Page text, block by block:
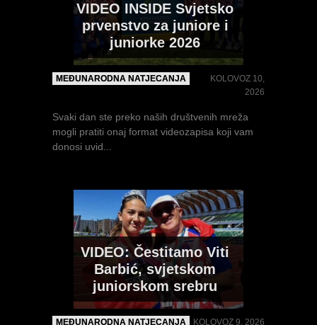
VIDEO INSIDE Svjetsko
prvenstvo za juniore i
juniorke 2026
MEĐUNARODNA NATJECANJA
KOLOVOZ 10,
2026
Svaki dan ste preko naših društvenih mreža
mogli pratiti onaj format videozapisa koji vam
donosi uvid...
VIDEO: Čestitamo Viti
Barbić, svjetskom
juniorskom srebru
MEĐUNARODNA NATJECANJA KOLOVOZ 9, 2026
VIDEO: Svjetsko
prvenstvo za juniore i
juniorke 2026
KOLOVOZ 10, 2026
Nešto skromniji prijenos (naspram EPU18)
pratili smo...
VIDEO: Pojedinačno
prvenstvo Hrvatske za
seniore i seniorke 2026
PIVARSKI nakon
europske medalje čeka
Svjetsko (U20)
prvenstvo: "Odličan je
osjećaj doći ovdje s
INTERVJU I IZJAVE KOLOVOZ 7, 2026
NUJIĆ na svom prvom
globalnom natjecanju,
hoda 5000m na SPU20:
"Presretna sam što je